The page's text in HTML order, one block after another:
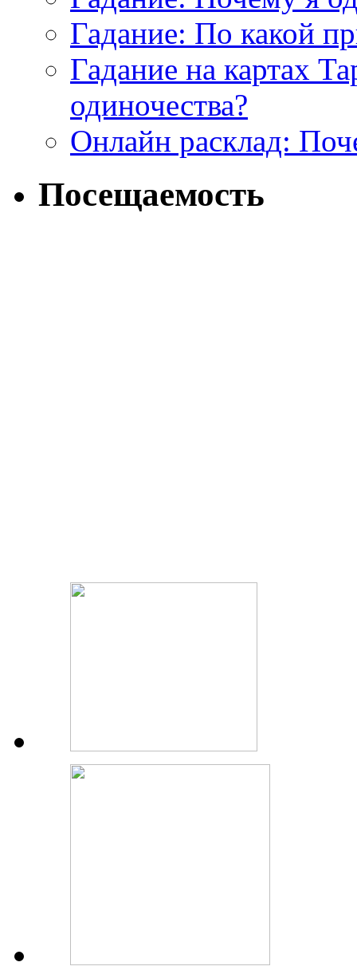
Гадание: По какой
Гадание на картах
одиночества?
Онлайн расклад:
Посещаемость